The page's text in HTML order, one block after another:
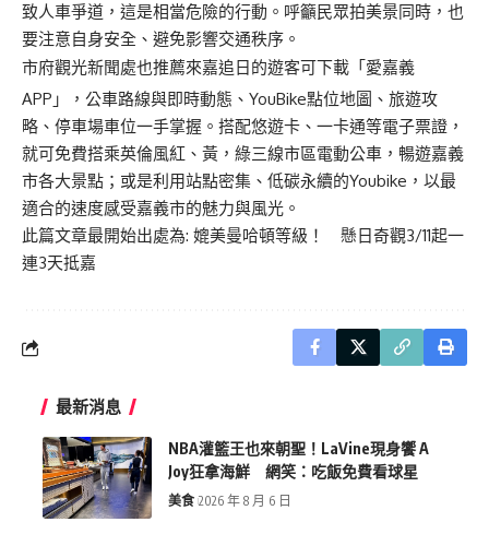
致人車爭道，這是相當危險的行動。呼籲民眾拍美景同時，也
要注意自身安全、避免影響交通秩序。
市府觀光新聞處也推薦來嘉追日的遊客可下載「愛嘉義
APP」，公車路線與即時動態、YouBike點位地圖、旅遊攻
略、停車場車位一手掌握。搭配悠遊卡、一卡通等電子票證，
就可免費搭乘英倫風紅、黃，綠三線市區電動公車，暢遊嘉義
市各大景點；或是利用站點密集、低碳永續的Youbike，以最
適合的速度感受嘉義市的魅力與風光。
此篇文章最開始出處為: 媲美曼哈頓等級！ 懸日奇觀3/11起一
連3天抵嘉
最新消息
NBA灌籃王也來朝聖！LaVine現身饗 A
Joy狂拿海鮮 網笑：吃飯免費看球星
美食 2026 年 8 月 6 日